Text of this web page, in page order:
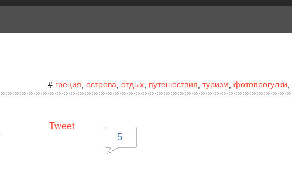
# греция острова отдых путешествия туризм фотопрогулки
Tweet
5